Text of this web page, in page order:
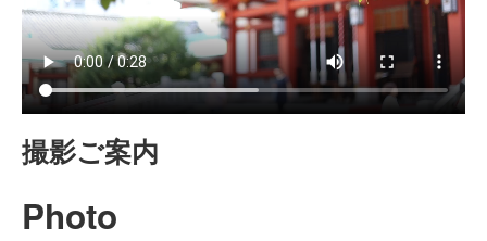
撮影ご案内
Photo